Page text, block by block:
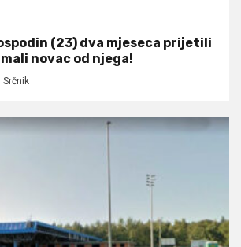
(23) dva mjeseca prijetili
novac od njega!
Srčnik